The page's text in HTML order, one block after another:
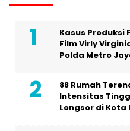
Kasus Produksi
Film Virly
Polda Metro
88 Rumah
Intensitas
Longsor di Kota